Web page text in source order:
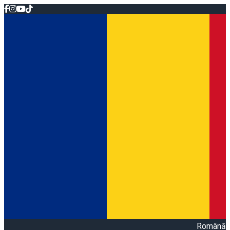
Română